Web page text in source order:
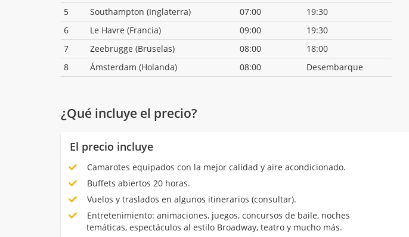
5
Southampton (Inglaterra) 07:00
19:30
6
Le Havre (Francia) 09:00
19:30
7
Zeebrugge (Bruselas) 08:00
18:00
8
Ámsterdam (Holanda) 08:00 Desembarque
¿Qué incluye el precio?
El precio incluye
Camarotes equipados con la mejor calidad y aire acondicionado.
Buffets abiertos 20 horas.
Vuelos y traslados en algunos itinerarios (consultar).
Entretenimiento: animaciones, juegos, concursos de baile, noches
temáticas, espectáculos al estilo Broadway, teatro y mucho más.